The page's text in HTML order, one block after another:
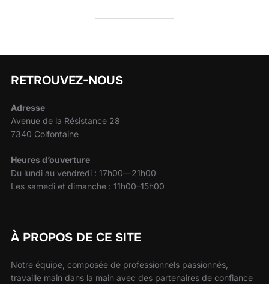
RETROUVEZ-NOUS
Adresse
Avenue de la Résistance 28
7340 Colfontaine
Heures d’ouverture
Du lundi au vendredi : 17h00—21h00
Les samedi et dimanche : 11h00–15h00
À PROPOS DE CE SITE
Notre équipe, composée de professionnels passionnés,
travaille main dans la main avec des partenaires de confiance